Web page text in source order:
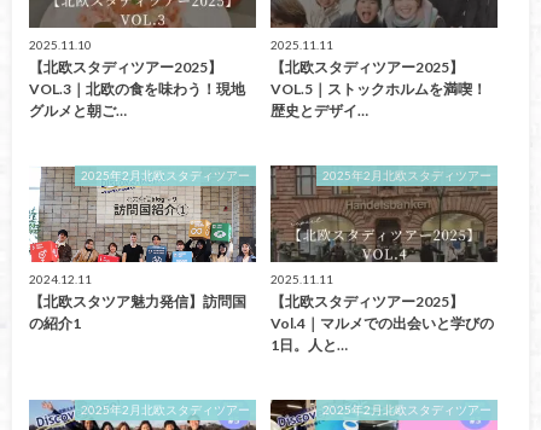
2025.11.10
【北欧スタディツアー2025】
VOL.3｜北欧の食を味わう！現地
グルメと朝ご…
2025.11.11
【北欧スタディツアー2025】
VOL.5｜ストックホルムを満喫！
歴史とデザイ…
2025年2月北欧スタディツアー
2024.12.11
【北欧スタツア魅力発信】訪問国
の紹介1
2025年2月北欧スタディツアー
2025.11.11
【北欧スタディツアー2025】
Vol.4｜マルメでの出会いと学びの
1日。人と…
2025年2月北欧スタディツアー 2025年2月北欧スタディツアー